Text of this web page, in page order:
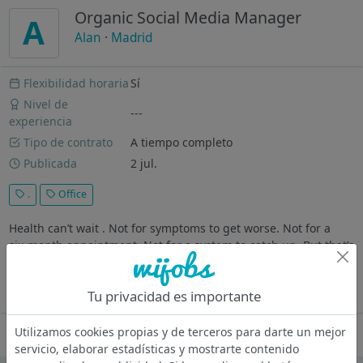
A Organic Social Media Manager
Alan · Madrid
Flexibilidad horaria Sí
Nivel de
experiencia
---
Tipo de contrato
A tiempo completo
Publicada
2 jul.
. Office
Health can’t wait . Not for symptoms to get worse. Not for a
six‑month appointment. Not for a system to catch up. But that’s
exactly how healthcare works today. You wait, until you can’t.
Alan exists to end the wait. Health is a universal right, and...
Oferta desactivada
Tu privacidad es importante
Utilizamos cookies propias y de terceros para darte un mejor
servicio, elaborar estadísticas y mostrarte contenido